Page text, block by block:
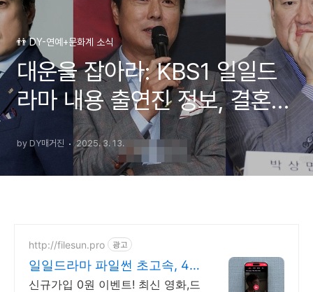
👬 DY-연예+문화계 소식
대운을 잡아라: KBS1 일일드
라마 내용 출연진 정보, 결혼하
자 맹꽁아 후속 드라마
by DY매거진 2025. 3. 13.
http://filesun.pro 광고
일일드라마 파일썬 초고속, 4K
실시간 보기!
신규가입 0원 이벤트! 최신 영화,드